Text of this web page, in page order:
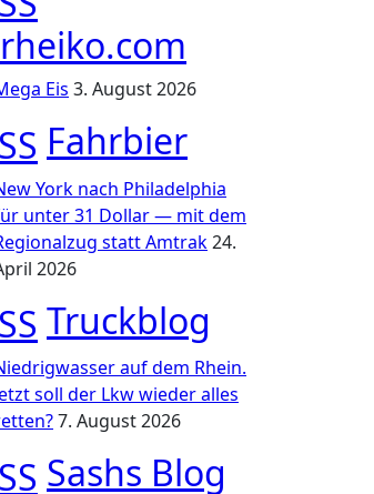
Eis 3. August 2026
Fahrbier
York nach Philadelphia
unter 31 Dollar — mit dem
statt Amtrak24.
2026
Truckblog
auf dem Rhein.
soll der Lkw wieder alles
7. August 2026
Sashs Blog